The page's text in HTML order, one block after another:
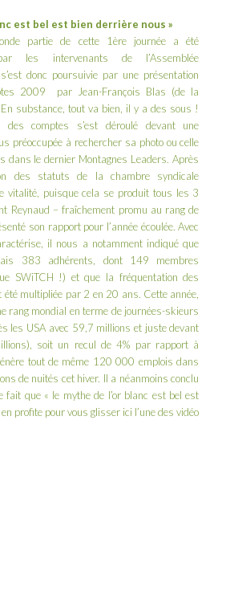
est bel est bien derrière nous »
partie de cette 1ère journée a été
les intervenants de l’Assemblée
donc poursuivie par une présentation
2009 par Jean-François Blas (de la
substance, tout va bien, il y a des sous !
des comptes s’est déroulé devant une
préoccupée à rechercher sa photo ou celle
dans le dernier Montagnes Leaders. Après
des statuts de la chambre syndicale
vitalité, puisque cela se produit tous les 3
Reynaud – fraîchement promu au rang de
son rapport pour l’année écoulée. Avec
il nous a notamment indiqué que
383 adhérents, dont 149 membres
SWiTCH !) et que la fréquentation des
multipliée par 2 en 20 ans. Cette année,
rang mondial en terme de journées-skieurs
les USA avec 59,7 millions et juste devant
soit un recul de 4% par rapport à
tout de même 120 000 emplois dans
de nuités cet hiver. Il a néanmoins conclu
fait que « le mythe de l’or blanc est bel est
profite pour vous glisser ici l’une des vidéo